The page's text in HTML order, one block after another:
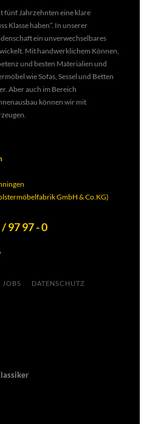
fünf Jahrzehnten eine klare
Klasse haben”. In unserer
ein unverwechselbares
Mit handwerklichem Können,
und besten Materialien und
wie Sofas, Sessel und Betten
Aber auch im Bereich
können wir mit
GmbH & Co.KG)
97 97 - 0
JOBS DATENSCHUTZ